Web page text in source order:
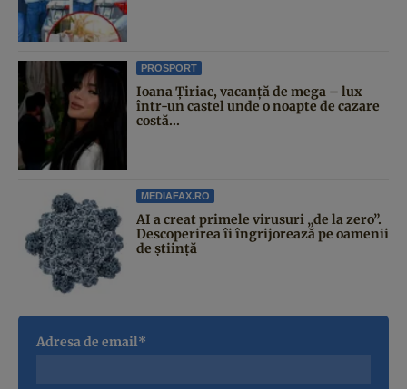
PROSPORT
Ioana Țiriac, vacanță de mega – lux
într-un castel unde o noapte de cazare
costă...
MEDIAFAX.RO
AI a creat primele virusuri „de la zero”.
Descoperirea îi îngrijorează pe oamenii
de știință
Adresa de email*